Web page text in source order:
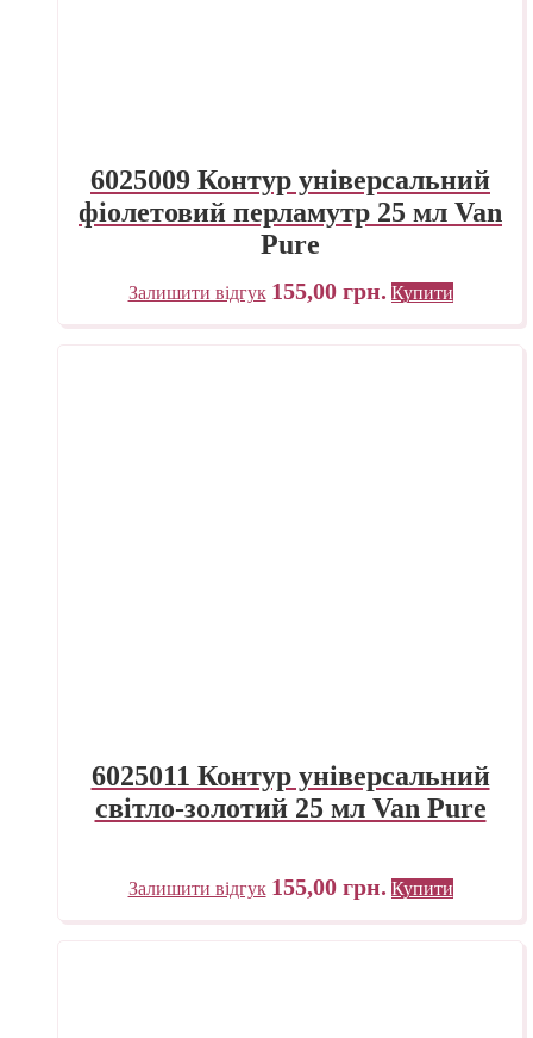
6025009 Контур універсальний
фіолетовий перламутр 25 мл Van
Pure
Залишити відгук 155,00 грн. Купити
6025011 Контур універсальний
світло-золотий 25 мл Van Pure
Залишити відгук 155,00 грн. Купити